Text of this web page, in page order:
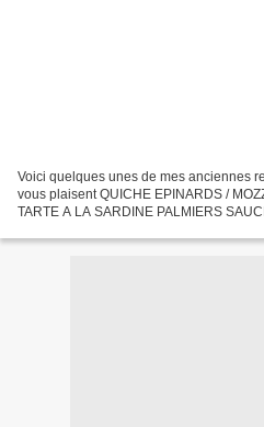
Voici quelques unes de mes anciennes
vous plaisent QUICHE EPINARDS /
TARTE A LA SARDINE PALMIERS
RIZ...